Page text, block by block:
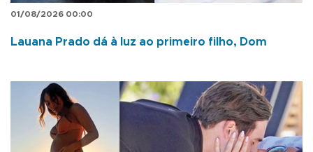
01/08/2026 00:00
Lauana Prado dá à luz ao primeiro filho, Dom